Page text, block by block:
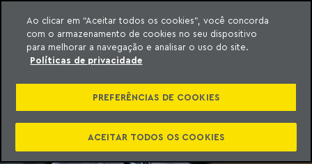
o conteúdo
Meyer
Ao clicar em “Aceitar todos os cookies”, você concorda
com o armazenamento de cookies no seu dispositivo
para melhorar a navegação e analisar o uso do site.
Políticas de privacidade
PREFERÊNCIAS DE COOKIES
ACEITAR TODOS OS COOKIES